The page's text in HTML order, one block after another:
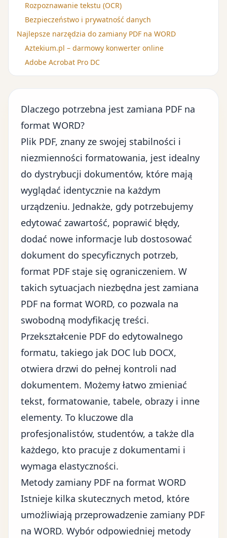
Rozpoznawanie tekstu (OCR)
Bezpieczeństwo i prywatność danych
Najlepsze narzędzia do zamiany PDF na WORD
Aztekium.pl – darmowy konwerter online
Adobe Acrobat Pro DC
Dlaczego potrzebna jest zamiana PDF na
format WORD?
Plik PDF, znany ze swojej stabilności i
niezmienności formatowania, jest idealny
do dystrybucji dokumentów, które mają
wyglądać identycznie na każdym
urządzeniu. Jednakże, gdy potrzebujemy
edytować zawartość, poprawić błędy,
dodać nowe informacje lub dostosować
dokument do specyficznych potrzeb,
format PDF staje się ograniczeniem. W
takich sytuacjach niezbędna jest zamiana
PDF na format WORD, co pozwala na
swobodną modyfikację treści.
Przekształcenie PDF do edytowalnego
formatu, takiego jak DOC lub DOCX,
otwiera drzwi do pełnej kontroli nad
dokumentem. Możemy łatwo zmieniać
tekst, formatowanie, tabele, obrazy i inne
elementy. To kluczowe dla
profesjonalistów, studentów, a także dla
każdego, kto pracuje z dokumentami i
wymaga elastyczności.
Metody zamiany PDF na format WORD
Istnieje kilka skutecznych metod, które
umożliwiają przeprowadzenie zamiany PDF
na WORD. Wybór odpowiedniej metody